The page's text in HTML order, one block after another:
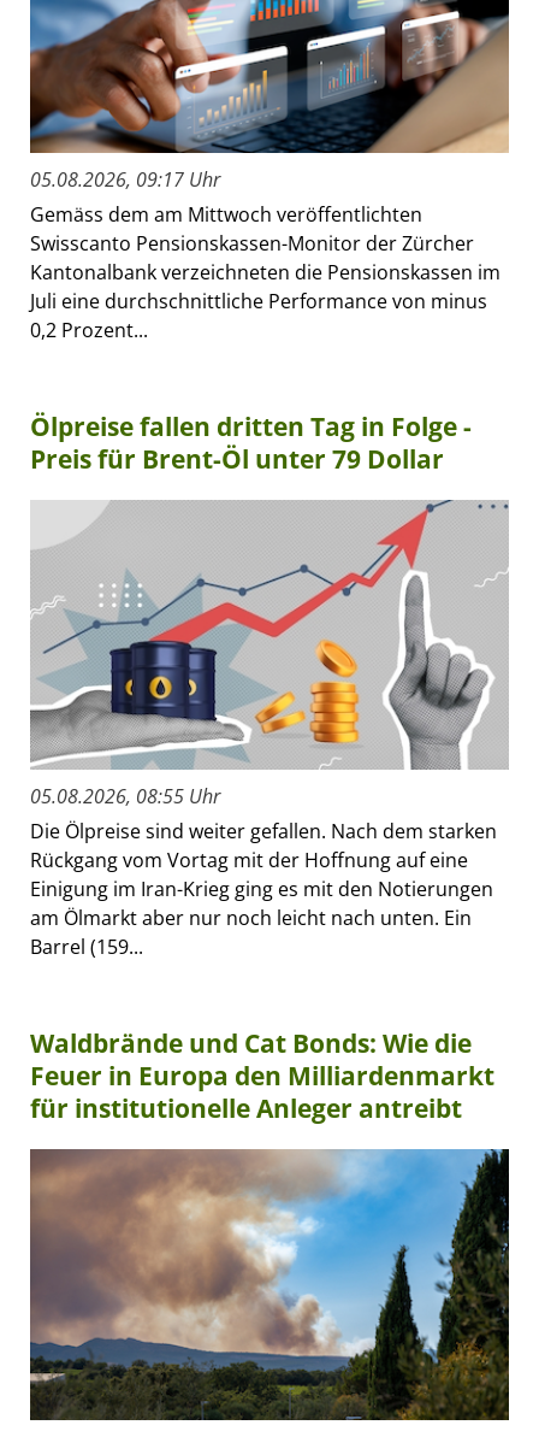
05.08.2026, 09:17 Uhr
Gemäss dem am Mittwoch veröffentlichten
Swisscanto Pensionskassen-Monitor der Zürcher
Kantonalbank verzeichneten die Pensionskassen im
Juli eine durchschnittliche Performance von minus
0,2 Prozent...
Ölpreise fallen dritten Tag in Folge -
Preis für Brent-Öl unter 79 Dollar
05.08.2026, 08:55 Uhr
Die Ölpreise sind weiter gefallen. Nach dem starken
Rückgang vom Vortag mit der Hoffnung auf eine
Einigung im Iran-Krieg ging es mit den Notierungen
am Ölmarkt aber nur noch leicht nach unten. Ein
Barrel (159...
Waldbrände und Cat Bonds: Wie die
Feuer in Europa den Milliardenmarkt
für institutionelle Anleger antreibt